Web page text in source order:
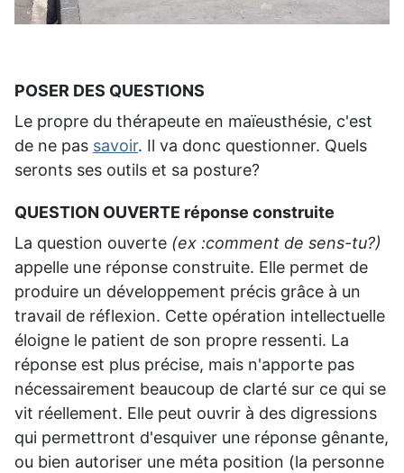
POSER DES QUESTIONS
Le propre du thérapeute en maïeusthésie, c'est
de ne pas savoir. Il va donc questionner. Quels
seronts ses outils et sa posture?
QUESTION OUVERTE réponse construite
La question ouverte (ex :comment de sens-tu?)
appelle une réponse construite. Elle permet de
produire un développement précis grâce à un
travail de réflexion. Cette opération intellectuelle
éloigne le patient de son propre ressenti. La
réponse est plus précise, mais n'apporte pas
nécessairement beaucoup de clarté sur ce qui se
vit réellement. Elle peut ouvrir à des digressions
qui permettront d'esquiver une réponse gênante,
ou bien autoriser une méta position (la personne